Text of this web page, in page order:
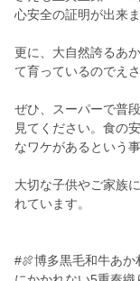
心安全の証明が出来ま
更に、大自然誇るあ
て育っているのでえ
ぜひ、スーパーで普
見てください。食の
なワケがあるという
大切な子供やご家族
れています。
#🍖博多黒毛和牛あ